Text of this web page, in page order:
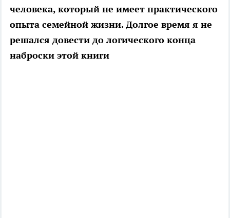
человека, который не имеет практического
опыта семейной жизни. Долгое время я не
решался довести до логического конца
наброски этой книги